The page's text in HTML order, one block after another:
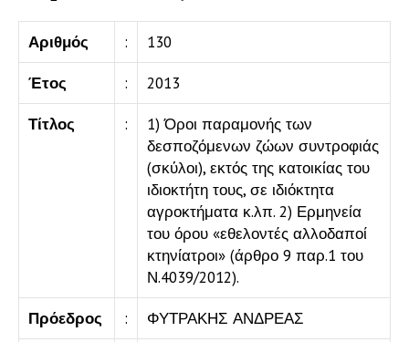
Αριθμός : 130
Έτος : 2013
Τίτλος :
1) Όροι παραμονής των
δεσποζόμενων ζώων συντροφιάς
(σκύλοι), εκτός της κατοικίας του
ιδιοκτήτη τους, σε ιδιόκτητα
αγροκτήματα κ.λπ. 2) Ερμηνεία
του όρου «εθελοντές αλλοδαποί
κτηνίατροι» (άρθρο 9 παρ.1 του
Ν.4039/2012).
Πρόεδρος : ΦΥΤΡΑΚΗΣ ΑΝΔΡΕΑΣ